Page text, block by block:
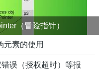
（冒险指针）
元素的使用
误（授权超时）等报